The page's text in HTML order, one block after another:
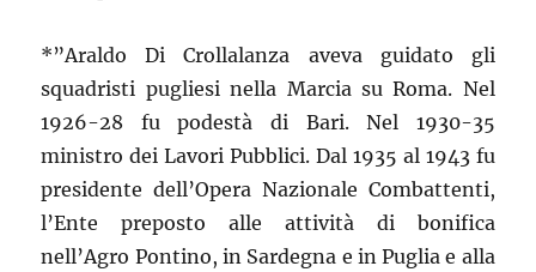
*”Araldo Di Crollalanza aveva guidato gli
squadristi pugliesi nella Marcia su Roma. Nel
1926-28 fu podestà di Bari. Nel 1930-35
ministro dei Lavori Pubblici. Dal 1935 al 1943 fu
presidente dell’Opera Nazionale Combattenti,
l’Ente preposto alle attività di bonifica
nell’Agro Pontino, in Sardegna e in Puglia e alla